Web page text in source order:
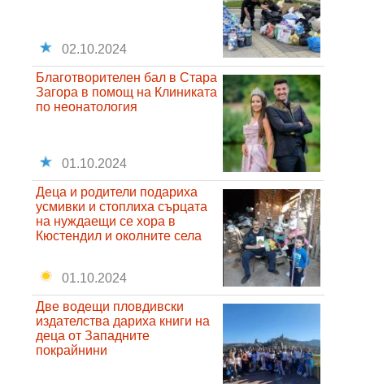
02.10.2024
Благотворителен бал в Стара
Загора в помощ на Клиниката
по неонатология
01.10.2024
Деца и родители подариха
усмивки и стоплиха сърцата
на нуждаещи се хора в
Кюстендил и околните села
01.10.2024
Две водещи пловдивски
издателства дариха книги на
деца от Западните
покрайнини